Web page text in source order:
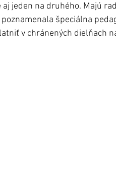
jeden na druhého. Majú
špeciálna
v chránených dielňach